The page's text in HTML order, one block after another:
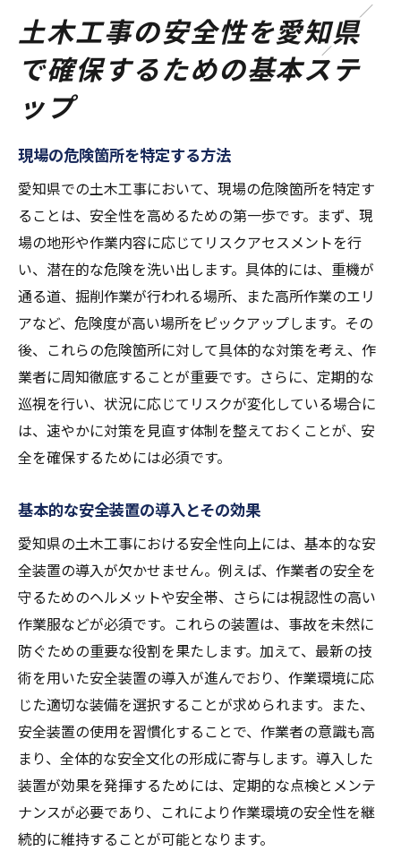
性
日々の安全管理におけるチェックポイント
愛知県の土木現場で安全を確保する革新的なア
プローチ
テクノロジーを活用した安全管理の進化
ドローンやセンサーによるリスクの早期発
見
リアルタイムでの安全データモニタリング
の利点
愛知県での新しい安全マネジメントシステ
ムの導入
遠隔監視技術による安全性の向上
バーチャルリアリティを用いた安全教育の
新展開
最新の安全装置が愛知県の土木工事に与える影
響
自動化技術による作業効率と安全性の向上
新型保護具の導入例とその効果
愛知県で使用されている革新的安全装置の
紹介
安全装置の定期メンテナンスとチェック方
法
事故防止につながる最新技術の利活用
愛知県の現場での安全装置導入事例
愛知県における土木工事のリスクを最小限にす
る方法
リスクアセスメントの基本と具体例
現場環境に応じたリスク管理プランの策定
土木工事の安全性を愛知県
で確保するための基本ステ
ップ
現場の危険箇所を特定する方法
愛知県での土木工事において、現場の危険箇所を特定す
ることは、安全性を高めるための第一歩です。まず、現
場の地形や作業内容に応じてリスクアセスメントを行
い、潜在的な危険を洗い出します。具体的には、重機が
通る道、掘削作業が行われる場所、また高所作業のエリ
アなど、危険度が高い場所をピックアップします。その
後、これらの危険箇所に対して具体的な対策を考え、作
業者に周知徹底することが重要です。さらに、定期的な
巡視を行い、状況に応じてリスクが変化している場合に
は、速やかに対策を見直す体制を整えておくことが、安
全を確保するためには必須です。
基本的な安全装置の導入とその効果
愛知県の土木工事における安全性向上には、基本的な安
全装置の導入が欠かせません。例えば、作業者の安全を
守るためのヘルメットや安全帯、さらには視認性の高い
作業服などが必須です。これらの装置は、事故を未然に
防ぐための重要な役割を果たします。加えて、最新の技
術を用いた安全装置の導入が進んでおり、作業環境に応
じた適切な装備を選択することが求められます。また、
安全装置の使用を習慣化することで、作業者の意識も高
まり、全体的な安全文化の形成に寄与します。導入した
装置が効果を発揮するためには、定期的な点検とメンテ
ナンスが必要であり、これにより作業環境の安全性を継
続的に維持することが可能となります。